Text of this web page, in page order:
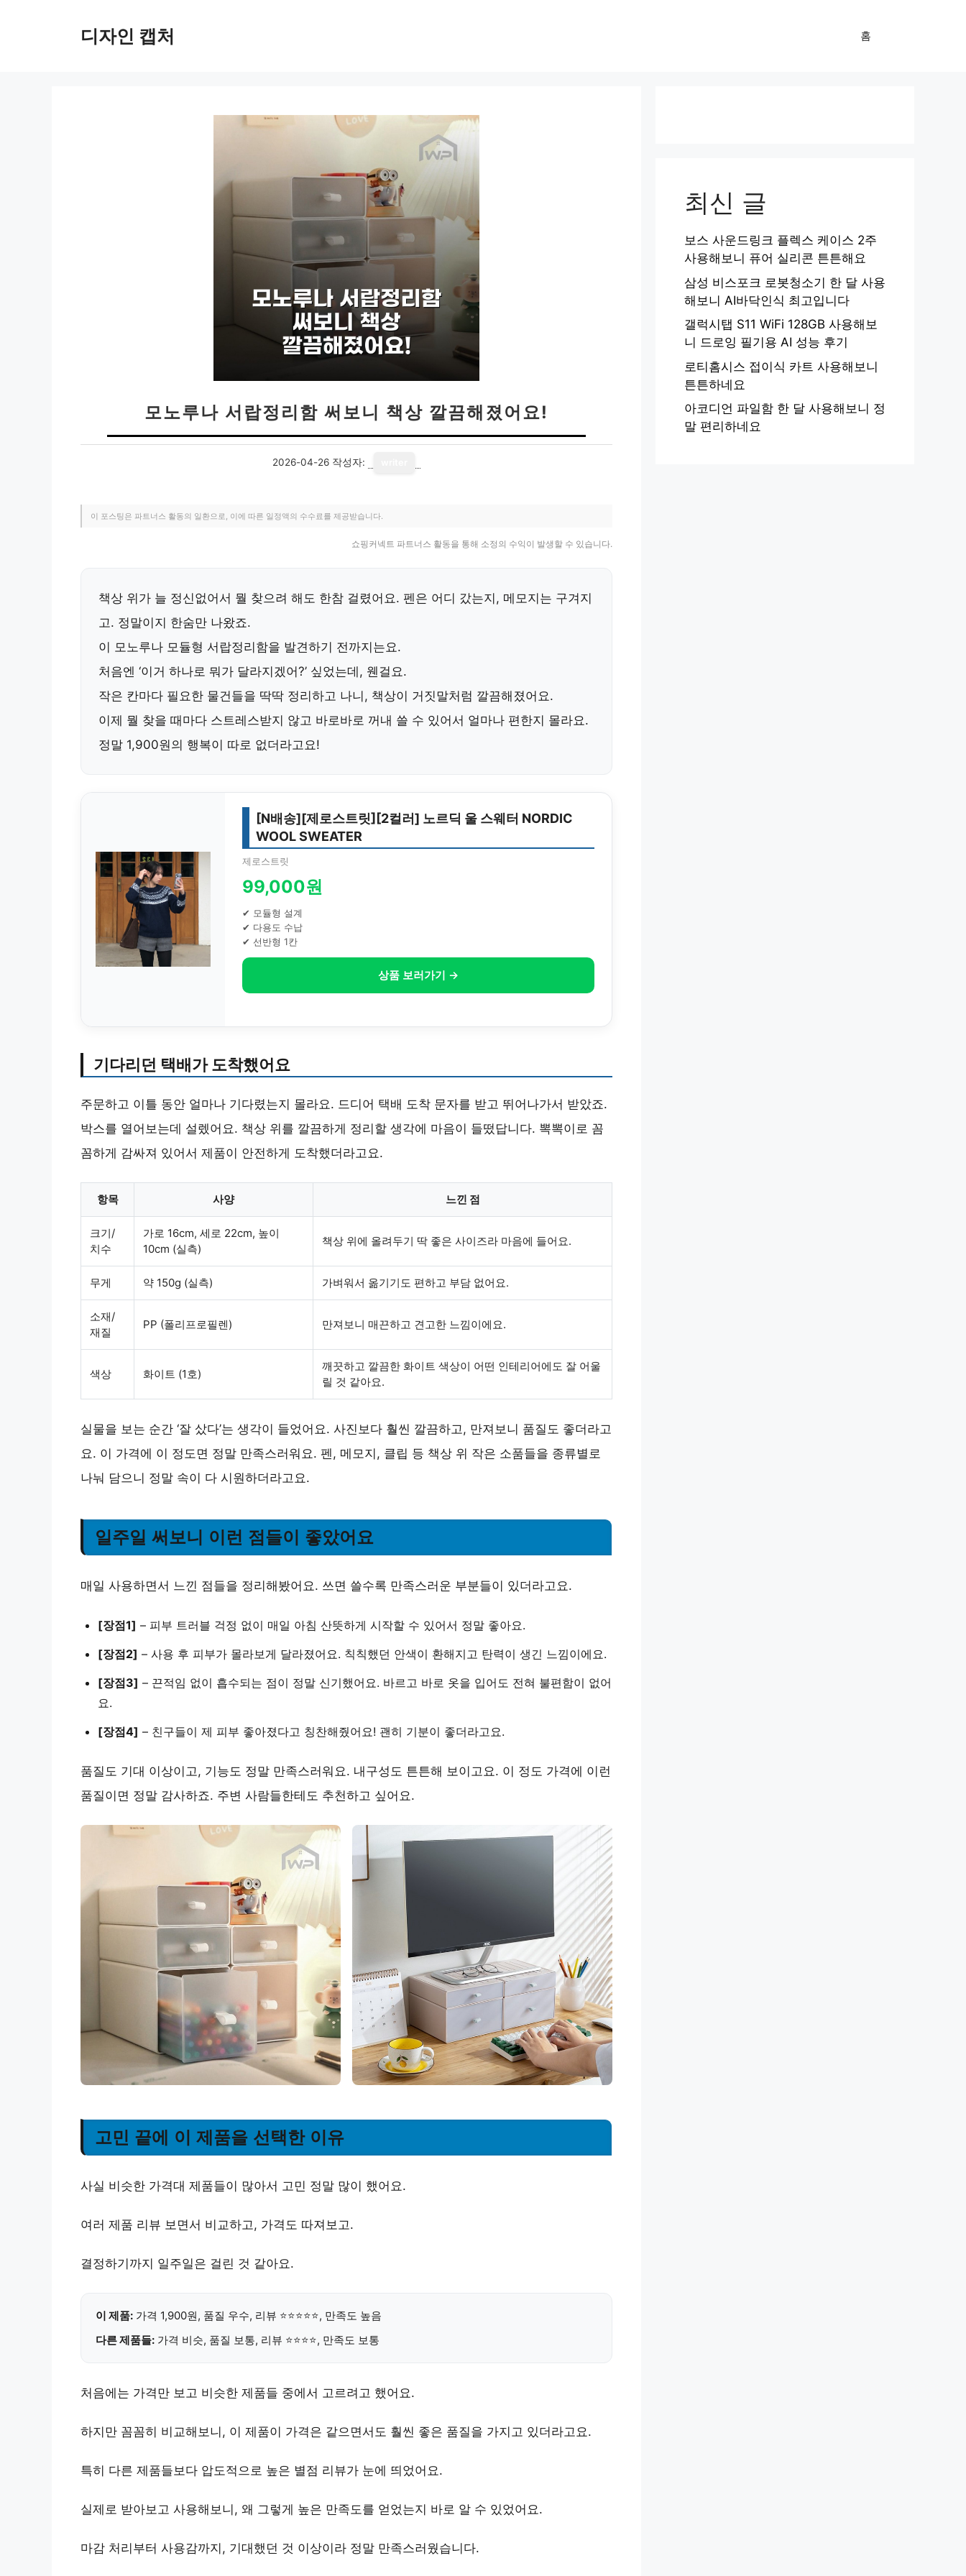
디자인 캡처 홈
모노루나 서랍정리함 써보니 책상 깔끔해졌어요!
2026-04-26 작성자:
이 포스팅은 파트너스 활동의 일환으로, 이에 따른 일정액의 수수료를 제공받습니다.
쇼핑커넥트 파트너스 활동을 통해 소정의 수익이 발생할 수 있습니다.
책상 위가 늘 정신없어서 뭘 찾으려 해도 한참 걸렸어요. 펜은 어디 갔는지, 메모지는 구겨지
고. 정말이지 한숨만 나왔죠.
이 모노루나 모듈형 서랍정리함을 발견하기 전까지는요.
처음엔 ‘이거 하나로 뭐가 달라지겠어?’ 싶었는데, 웬걸요.
작은 칸마다 필요한 물건들을 딱딱 정리하고 나니, 책상이 거짓말처럼 깔끔해졌어요.
이제 뭘 찾을 때마다 스트레스받지 않고 바로바로 꺼내 쓸 수 있어서 얼마나 편한지 몰라요.
정말 1,900원의 행복이 따로 없더라고요!
[N배송][제로스트릿][2컬러] 노르딕 울 스웨터 NORDIC
WOOL SWEATER
제로스트릿
99,000원
✔ 모듈형 설계
✔ 다용도 수납
✔ 선반형 1칸
상품 보러가기 →
기다리던 택배가 도착했어요
주문하고 이틀 동안 얼마나 기다렸는지 몰라요. 드디어 택배 도착 문자를 받고 뛰어나가서 받았죠.
박스를 열어보는데 설렜어요. 책상 위를 깔끔하게 정리할 생각에 마음이 들떴답니다. 뽁뽁이로 꼼
꼼하게 감싸져 있어서 제품이 안전하게 도착했더라고요.
항목 사양 느낀 점
크기/
치수
가로 16cm, 세로 22cm, 높이
10cm (실측)
책상 위에 올려두기 딱 좋은 사이즈라 마음에 들어요.
무게 약 150g (실측) 가벼워서 옮기기도 편하고 부담 없어요.
소재/
재질
PP (폴리프로필렌) 만져보니 매끈하고 견고한 느낌이에요.
색상 화이트 (1호)
깨끗하고 깔끔한 화이트 색상이 어떤 인테리어에도 잘 어울
릴 것 같아요.
실물을 보는 순간 ‘잘 샀다’는 생각이 들었어요. 사진보다 훨씬 깔끔하고, 만져보니 품질도 좋더라고
요. 이 가격에 이 정도면 정말 만족스러워요. 펜, 메모지, 클립 등 책상 위 작은 소품들을 종류별로
나눠 담으니 정말 속이 다 시원하더라고요.
일주일 써보니 이런 점들이 좋았어요
매일 사용하면서 느낀 점들을 정리해봤어요. 쓰면 쓸수록 만족스러운 부분들이 있더라고요.
[장점1] – 피부 트러블 걱정 없이 매일 아침 산뜻하게 시작할 수 있어서 정말 좋아요.
[장점2] – 사용 후 피부가 몰라보게 달라졌어요. 칙칙했던 안색이 환해지고 탄력이 생긴 느낌이에요.
[장점3] – 끈적임 없이 흡수되는 점이 정말 신기했어요. 바르고 바로 옷을 입어도 전혀 불편함이 없어
요.
[장점4] – 친구들이 제 피부 좋아졌다고 칭찬해줬어요! 괜히 기분이 좋더라고요.
품질도 기대 이상이고, 기능도 정말 만족스러워요. 내구성도 튼튼해 보이고요. 이 정도 가격에 이런
품질이면 정말 감사하죠. 주변 사람들한테도 추천하고 싶어요.
고민 끝에 이 제품을 선택한 이유
사실 비슷한 가격대 제품들이 많아서 고민 정말 많이 했어요.
여러 제품 리뷰 보면서 비교하고, 가격도 따져보고.
결정하기까지 일주일은 걸린 것 같아요.
이 제품: 가격 1,900원, 품질 우수, 리뷰 ⭐⭐⭐⭐⭐, 만족도 높음
다른 제품들: 가격 비슷, 품질 보통, 리뷰 ⭐⭐⭐⭐, 만족도 보통
처음에는 가격만 보고 비슷한 제품들 중에서 고르려고 했어요.
하지만 꼼꼼히 비교해보니, 이 제품이 가격은 같으면서도 훨씬 좋은 품질을 가지고 있더라고요.
특히 다른 제품들보다 압도적으로 높은 별점 리뷰가 눈에 띄었어요.
실제로 받아보고 사용해보니, 왜 그렇게 높은 만족도를 얻었는지 바로 알 수 있었어요.
마감 처리부터 사용감까지, 기대했던 것 이상이라 정말 만족스러웠습니다.
최신 글
보스 사운드링크 플렉스 케이스 2주
사용해보니 퓨어 실리콘 튼튼해요
삼성 비스포크 로봇청소기 한 달 사용
해보니 AI바닥인식 최고입니다
갤럭시탭 S11 WiFi 128GB 사용해보
니 드로잉 필기용 AI 성능 후기
로티홈시스 접이식 카트 사용해보니
튼튼하네요
아코디언 파일함 한 달 사용해보니 정
말 편리하네요